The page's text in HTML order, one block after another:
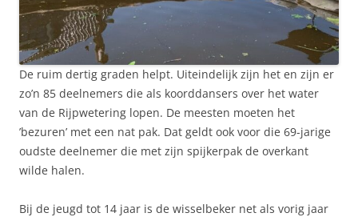
De ruim dertig graden helpt. Uiteindelijk zijn het en zijn er
zo’n 85 deelnemers die als koorddansers over het water
van de Rijpwetering lopen. De meesten moeten het
’bezuren’ met een nat pak. Dat geldt ook voor die 69-jarige
oudste deelnemer die met zijn spijkerpak de overkant
wilde halen.
Bij de jeugd tot 14 jaar is de wisselbeker net als vorig jaar